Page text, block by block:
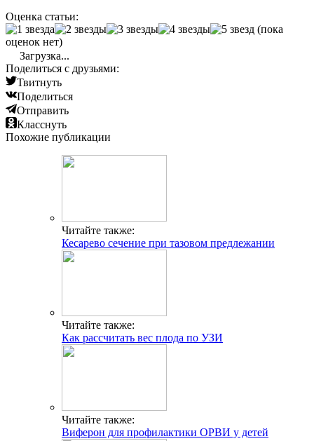
Оценка статьи:
(пока
оценок нет)
Загрузка...
Поделиться с друзьями:
Твитнуть
Поделиться
Отправить
Класснуть
Похожие публикации
Читайте также:
Кесарево сечение при тазовом предлежании
Читайте также:
Как рассчитать вес плода по УЗИ
Читайте также:
Виферон для профилактики ОРВИ у детей